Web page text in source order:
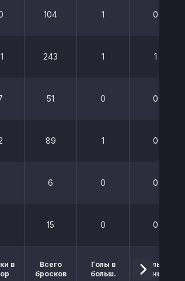
104 1 0
243 1 1
51 0 0
89 1 0
6 0 0
15 0 0
в
Всего
бросков
Голы в
больш.
Голы в
меньш.